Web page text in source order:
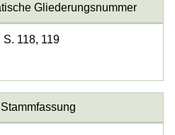
Gliederungsnummer
118, 119